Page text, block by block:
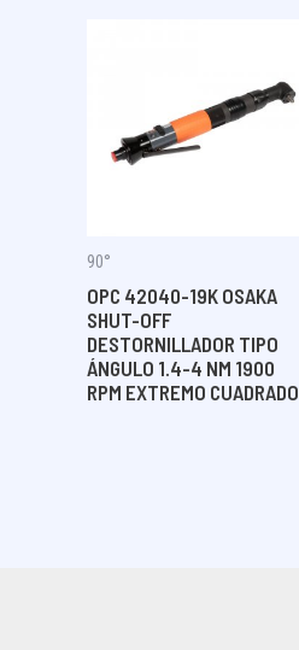
90°
OPC 42040-19K OSAKA
SHUT-OFF
DESTORNILLADOR TIPO
ÁNGULO 1.4-4 NM 1900
RPM EXTREMO CUADRADO